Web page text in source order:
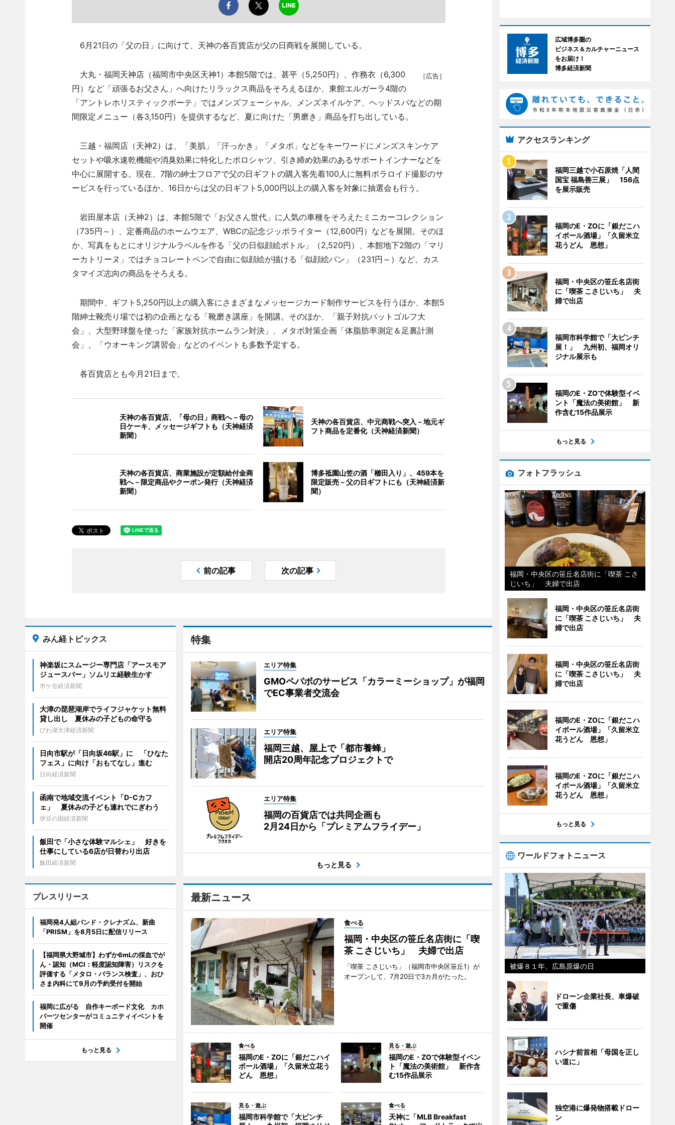
6月21日の「父の日」に向けて、天神の各百貨店が父の日商戦を展開している。
［広告］
大丸・福岡天神店（福岡市中央区天神1）本館5階では、甚平（5,250円）、作務衣（6,300
円）など「頑張るお父さん」へ向けたリラックス商品をそろえるほか、東館エルガーラ4階の
「アントレホリスティックボーテ」ではメンズフェーシャル、メンズネイルケア、ヘッドスパなどの期
間限定メニュー（各3,150円）を提供するなど、夏に向けた「男磨き」商品を打ち出している。
三越・福岡店（天神2）は、「美肌」「汗っかき」「メタボ」などをキーワードにメンズスキンケア
セットや吸水速乾機能や消臭効果に特化したポロシャツ、引き締め効果のあるサポートインナーなどを
中心に展開する。現在、7階の紳士フロアで父の日ギフトの購入客先着100人に無料ポラロイド撮影のサ
ービスを行っているほか、16日からは父の日ギフト5,000円以上の購入客を対象に抽選会も行う。
岩田屋本店（天神2）は、本館5階で「お父さん世代」に人気の車種をそろえたミニカーコレクション
（735円～）、定番商品のホームウエア、WBCの記念ジッポライター（12,600円）などを展開。そのほ
か、写真をもとにオリジナルラベルを作る「父の日似顔絵ボトル」（2,520円）、本館地下2階の「マリ
ーカトリーヌ」ではチョコレートペンで自由に似顔絵が描ける「似顔絵パン」（231円～）など、カス
タマイズ志向の商品をそろえる。
期間中、ギフト5,250円以上の購入客にさまざまなメッセージカード制作サービスを行うほか、本館5
階紳士靴売り場では初の企画となる「靴磨き講座」を開講。そのほか、「親子対抗パットゴルフ大
会」、大型野球盤を使った「家族対抗ホームラン対決」、メタボ対策企画「体脂肪率測定＆足裏計測
会」、「ウオーキング講習会」などのイベントも多数予定する。
各百貨店とも今月21日まで。
天神の各百貨店、「母の日」商戦へ－母の
日ケーキ、メッセージギフトも（天神経済
新聞）
天神の各百貨店、中元商戦へ突入－地元ギ
フト商品を定番化（天神経済新聞）
天神の各百貨店、商業施設が定額給付金商
戦へ－限定商品やクーポン発行（天神経済
新聞）
博多祗園山笠の酒「櫛田入り」、459本を
限定販売－父の日ギフトにも（天神経済新
聞）
前の記事 次の記事
特集
エリア特集
GMOペパボのサービス「カラーミーショップ」が福岡
でEC事業者交流会
エリア特集
福岡三越、屋上で「都市養蜂」
開店20周年記念プロジェクトで
エリア特集
福岡の百貨店では共同企画も
2月24日から「プレミアムフライデー」
もっと見る
最新ニュース
食べる
福岡・中央区の笹丘名店街に「喫
茶 こさじいち」 夫婦で出店
「喫茶 こさじいち」（福岡市中央区笹丘1）が
オープンして、7月20日で3カ月がたった。
食べる
福岡のE・ZOに「銀だこハイ
ボール酒場」「久留米立花う
どん 恩想」
見る・遊ぶ
福岡のE・ZOで体験型イベン
ト「魔法の美術館」 新作含
む15作品展示
見る・遊ぶ
福岡市科学館で「大ピンチ
食べる
天神に「MLB Breakfast
みん経トピックス
神楽坂にスムージー専門店「アースモア
ジュースバー」ソムリエ経験生かす
市ケ谷経済新聞
大津の琵琶湖岸でライフジャケット無料
貸し出し 夏休みの子どもの命守る
びわ湖大津経済新聞
日向市駅が「日向坂46駅」に 「ひなた
フェス」に向け「おもてなし」進む
日向経済新聞
函南で地域交流イベント「D-Cカフ
ェ」 夏休みの子ども連れでにぎわう
伊豆の国経済新聞
飯田で「小さな体験マルシェ」 好きを
仕事にしている6店が日替わり出店
飯田経済新聞
プレスリリース
福岡発4人組バンド・クレナズム、新曲
「PRISM」を8月5日に配信リリース
【福岡県大野城市】わずか6mLの採血でが
ん・認知（MCI：軽度認知障害）リスクを
評価する「メタロ・バランス検査」、おひ
さま内科にて9月の予約受付を開始
福岡に広がる 自作キーボード文化 カホ
パーツセンターがコミュニティイベントを
開催
もっと見る
広域博多圏の
ビジネス＆カルチャーニュース
をお届け！
博多経済新聞
アクセスランキング
福岡三越で小石原焼「人間
国宝 福島善三展」 156点
を展示販売
福岡のE・ZOに「銀だこハ
イボール酒場」「久留米立
花うどん 恩想」
福岡・中央区の笹丘名店街
に「喫茶 こさじいち」 夫
婦で出店
福岡市科学館で「大ピンチ
展！」 九州初、福岡オリ
ジナル展示も
福岡のE・ZOで体験型イベ
ント「魔法の美術館」 新
作含む15作品展示
もっと見る
フォトフラッシュ
福岡・中央区の笹丘名店街に「喫茶 こさ
じいち」 夫婦で出店
福岡・中央区の笹丘名店街
に「喫茶 こさじいち」 夫
婦で出店
福岡・中央区の笹丘名店街
に「喫茶 こさじいち」 夫
婦で出店
福岡のE・ZOに「銀だこハ
イボール酒場」「久留米立
花うどん 恩想」
福岡のE・ZOに「銀だこハ
イボール酒場」「久留米立
花うどん 恩想」
もっと見る
ワールドフォトニュース
被爆８１年、広島原爆の日
ドローン企業社長、車爆破
で重傷
ハシナ前首相「母国を正し
い道に」
独空港に爆発物搭載ドロー
ン